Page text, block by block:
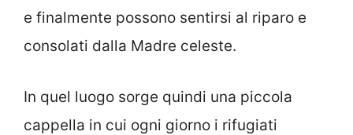
e finalmente possono sentirsi al riparo e
consolati dalla Madre celeste.
In quel luogo sorge quindi una piccola
cappella in cui ogni giorno i rifugiati